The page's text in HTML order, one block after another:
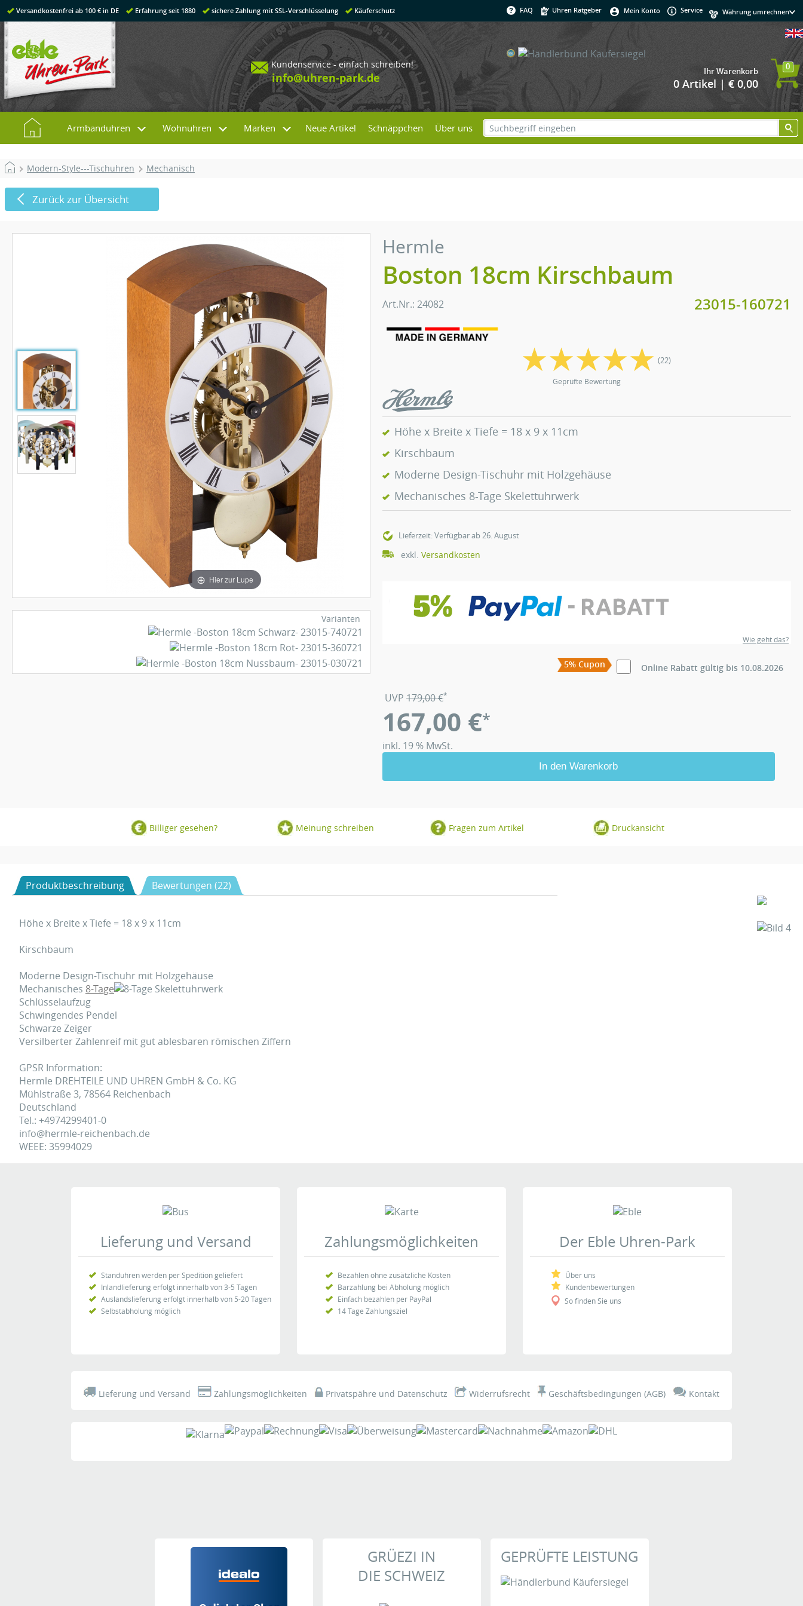
Versandkostenfrei ab 100 € in DE Erfahrung seit 1880 sichere Zahlung mit SSL-Verschlüsselung Käuferschutz FAQ Uhren Ratgeber Mein Konto Service
Kundenservice - einfach schreiben!
info@uhren-park.de
0
Ihr Warenkorb
0 Artikel | € 0,00
Armbanduhren Wohnuhren Marken Neue Artikel Schnäppchen Über uns
Modern-Style---Tischuhren Mechanisch
Zurück zur Übersicht
Hier zur Lupe
Varianten
Hermle
Boston 18cm Kirschbaum
Art.Nr.: 24082 23015-160721
(22)
Geprüfte Bewertung
Höhe x Breite x Tiefe = 18 x 9 x 11cm
Kirschbaum
Moderne Design-Tischuhr mit Holzgehäuse
Mechanisches 8-Tage Skelettuhrwerk
Lieferzeit: Verfügbar ab 26. August
exkl. Versandkosten
Wie geht das?
5% Cupon Online Rabatt gültig bis 10.08.2026
UVP 179,00€*
167,00 €*
inkl. 19 % MwSt.
In den Warenkorb
Billiger gesehen? Meinung schreiben Fragen zum Artikel Druckansicht
Produktbeschreibung Bewertungen (22)
Höhe x Breite x Tiefe = 18 x 9 x 11cm
Kirschbaum
Moderne Design-Tischuhr mit Holzgehäuse
Mechanisches 8-Tage
Skelettuhrwerk
Schlüsselaufzug
Schwingendes Pendel
Schwarze Zeiger
Versilberter Zahlenreif mit gut ablesbaren römischen Ziffern
GPSR Information:
Hermle DREHTEILE UND UHREN GmbH & Co. KG
Mühlstraße 3, 78564 Reichenbach
Deutschland
Tel.: +4974299401-0
info@hermle-reichenbach.de
WEEE: 35994029
Eine Überprüfung der Bewertungen hat wie folgt stattgefunden:
Wir prüfen Bewertungen zu unseren Produkten vor der Veröffentlichung. Jede Bewertung wird individuell darauf
geprüft, ob diese ein Verbraucher vorgenommen hat, der die Waren oder Dienstleistungen tatsächlich bei uns
erworben hat. Eine Freischaltung findet erst nach frühestens 24 h statt.
21.02.2025
überein. Das Ticken der Uhr erinnert mich angenehm an die Tatsache, daß die Zeit vergeht. In der genauen
Lieferung und Versand
Standuhren werden per Spedition geliefert
Inlandlieferung erfolgt innerhalb von 3-5 Tagen
Auslandslieferung erfolgt innerhalb von 5-20 Tagen
Selbstabholung möglich
Zahlungsmöglichkeiten
Bezahlen ohne zusätzliche Kosten
Barzahlung bei Abholung möglich
Einfach bezahlen per PayPal
14 Tage Zahlungsziel
Der Eble Uhren-Park
Über uns
Kundenbewertungen
So finden Sie uns
Lieferung und Versand Zahlungsmöglichkeiten Privatspähre und Datenschutz Widerrufsrecht Geschäftsbedingungen (AGB) Kontakt
GRÜEZI IN
DIE SCHWEIZ
GEPRÜFTE LEISTUNG